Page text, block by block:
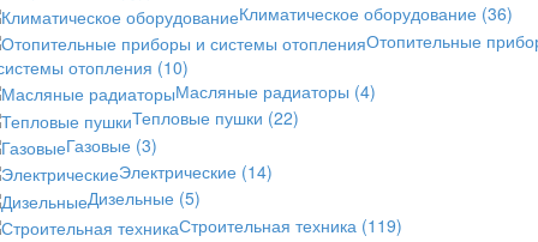
Климатическое оборудование (36)
Отопительные
отопления (10)
Масляные радиаторы (4)
Тепловые пушки (22)
Газовые (3)
Электрические (14)
Дизельные (5)
Строительная техника (119)